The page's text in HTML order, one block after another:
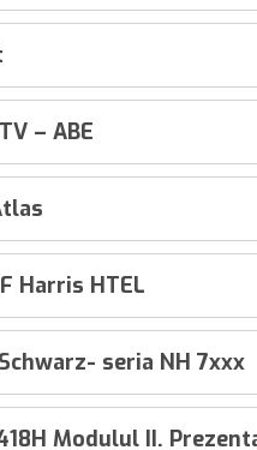
– ABE
Harris HTEL
seria NH 7xxx
Modulul II.